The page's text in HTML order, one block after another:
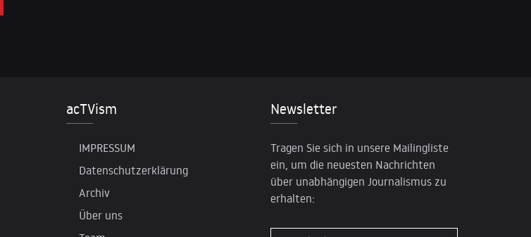
acTVism
IMPRESSUM
Datenschutzerklärung
Archiv
Über uns
Newsletter
Tragen Sie sich in unsere Mailingliste
ein, um die neuesten Nachrichten
über unabhängigen Journalismus zu
erhalten: